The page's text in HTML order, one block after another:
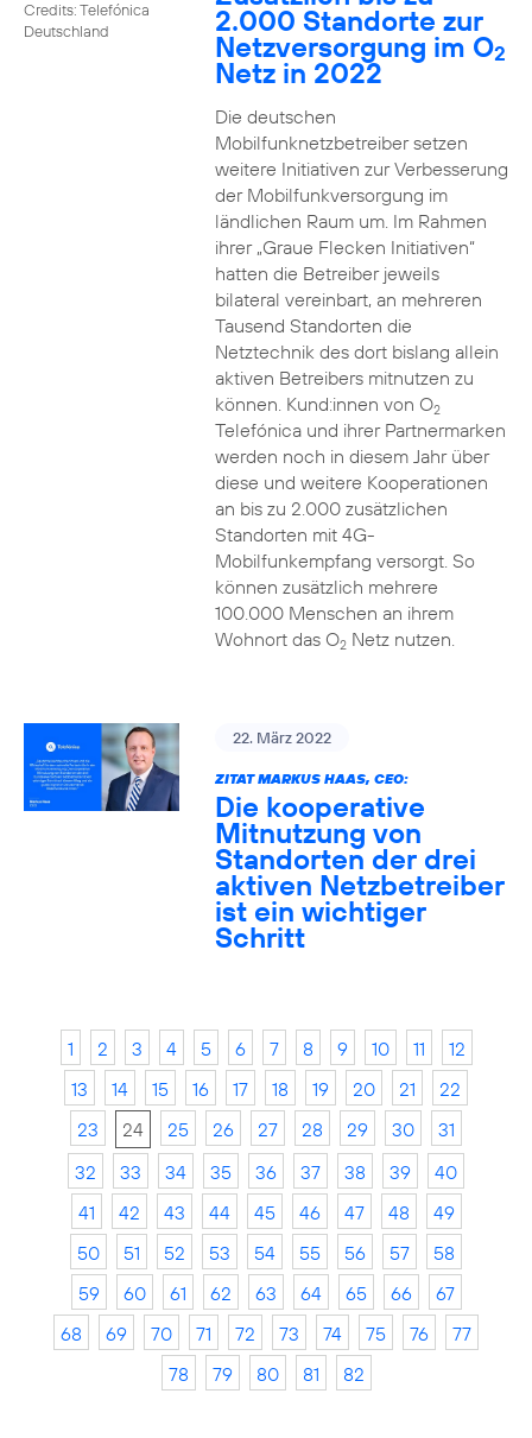
Credits: Telefónica
Deutschland
2.000 Standorte zur
Netzversorgung im O2
Netz in 2022
Die deutschen
Mobilfunknetzbetreiber setzen
weitere Initiativen zur Verbesserung
der Mobilfunkversorgung im
ländlichen Raum um. Im Rahmen
ihrer „Graue Flecken Initiativen“
hatten die Betreiber jeweils
bilateral vereinbart, an mehreren
Tausend Standorten die
Netztechnik des dort bislang allein
aktiven Betreibers mitnutzen zu
können. Kund:innen von O2
Telefónica und ihrer Partnermarken
werden noch in diesem Jahr über
diese und weitere Kooperationen
an bis zu 2.000 zusätzlichen
Standorten mit 4G-
Mobilfunkempfang versorgt. So
können zusätzlich mehrere
100.000 Menschen an ihrem
Wohnort das O2Netz nutzen.
22. März 2022
ZITAT MARKUS HAAS, CEO:
Die kooperative
Mitnutzung von
Standorten der drei
aktiven Netzbetreiber
ist ein wichtiger
Schritt
1 2 3 4 5 6 7 8 9 10 11
12
13
14 15 16 17 18 19 20 21
22
23
24 25 26 27 28 29 30
31
32
33 34 35 36 37 38 39
40
41
42 43 44 45 46 47 48
49
50
51 52 53 54 55 56 57
58
59
60 61 62 63 64 65 66
67
68
69 70 71 72 73 74 75 76
77
78
79 80 81 82